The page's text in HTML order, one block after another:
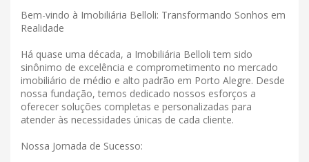
Bem-vindo à Imobiliária Belloli: Transformando Sonhos em
Realidade
Há quase uma década, a Imobiliária Belloli tem sido
sinônimo de excelência e comprometimento no mercado
imobiliário de médio e alto padrão em Porto Alegre. Desde
nossa fundação, temos dedicado nossos esforços a
oferecer soluções completas e personalizadas para
atender às necessidades únicas de cada cliente.
Nossa Jornada de Sucesso: